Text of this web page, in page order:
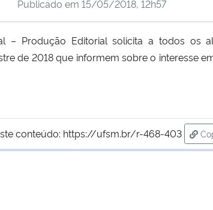
Publicado em 15/05/2018, 12h57
– Produção Editorial solicita a todos os
de 2018 que informem sobre o interesse
conteúdo: https://ufsm.br/r-468-403